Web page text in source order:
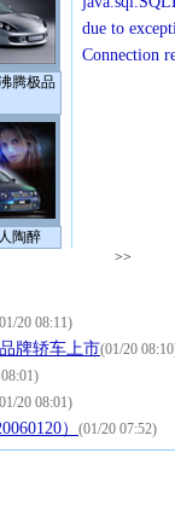
腾极品
陶醉
due to
Connection
>>
20 08:11)
牌轿车上市(01/20
20 08:01)
） (01/20 07:52)